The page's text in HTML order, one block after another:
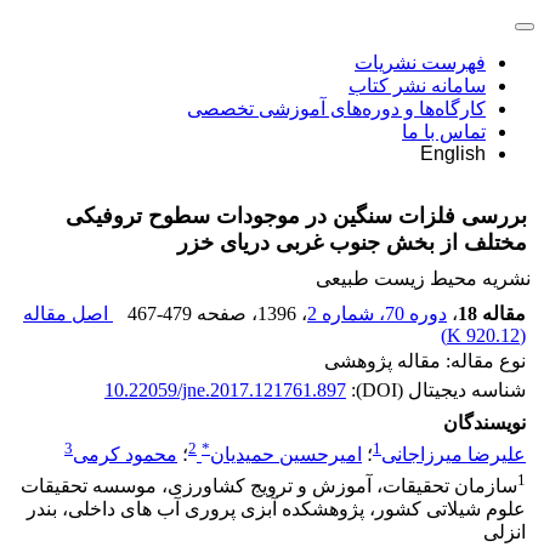
فهرست نشریات
سامانه نشر کتاب
کارگاه‌ها و دوره‌های آموزشی تخصصی
تماس با ما
English
بررسی فلزات سنگین در موجودات سطوح تروفیکی
مختلف از بخش جنوب غربی دریای خزر
نشریه محیط زیست طبیعی
مقاله 18
، دوره 70، شماره 2 ، 1396 ، صفحه 467-479
اصل مقاله
(
920.12 K
)
نوع مقاله: مقاله پژوهشی
شناسه دیجیتال (DOI):
10.22059/jne.2017.121761.897
نویسندگان
علیرضا میرزاجانی1؛ امیرحسین حمیدیان*
2؛ محمود کرمی3
1سازمان تحقیقات، آموزش و ترویج کشاورزی، موسسه تحقیقات
علوم شیلاتی کشور، پژوهشکده آبزی پروری آب های داخلی، بندر
انزلی